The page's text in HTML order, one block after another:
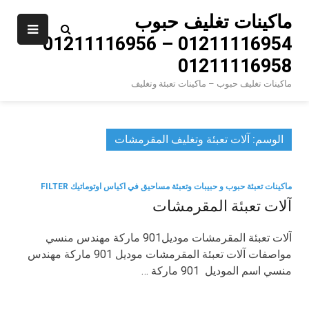
content
ماكينات تغليف حبوب
01211116954 – 01211116956 –
01211116958
ماكينات تغليف حبوب – ماكينات تعبئة وتغليف
الوسم: آلات تعبئة وتغليف المقرمشات
ماكينات تعبئة حبوب و حبيبات وتعبئة مساحيق في اكياس اوتوماتيك FILTER
آلات تعبئة المقرمشات
آلات تعبئة المقرمشات موديل901 ماركة مهندس منسي
مواصفات آلات تعبئة المقرمشات موديل 901 ماركة مهندس
منسي اسم الموديل 901 ماركة …